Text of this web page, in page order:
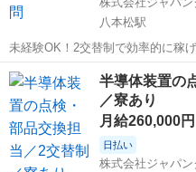
八本松駅
未経験OK！2交替制で効率的に稼
ー・バイク・自転車通勤OK◎無料
50代在籍中 ＼株式会社ジャパンクリエイトの強み／ 【製造・物流に特
化した圧倒的な専門...
広島 東広島市 八本松駅
半導体装置の
／寮あり
月給260,000円
日払い
株式会社ジャパン